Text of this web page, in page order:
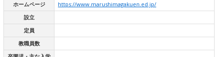
ホームページ
https://www.marushimagakuen.ed.jp/
設立
定員
教職員数